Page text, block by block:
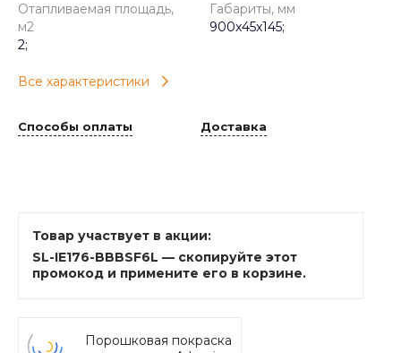
Отапливаемая площадь,
м2
2;
Габариты, мм
900x45x145;
Все характеристики
Способы оплаты Доставка
Товар участвует в акции:
SL-IE176-BBBSF6L — скопируйте этот
промокод и примените его в корзине.
Порошковая покраска